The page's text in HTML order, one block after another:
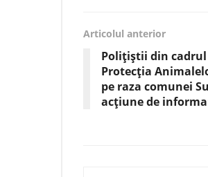
Articolul anterior
Polițiștii din
Protecția
pe raza comunei
acțiune de